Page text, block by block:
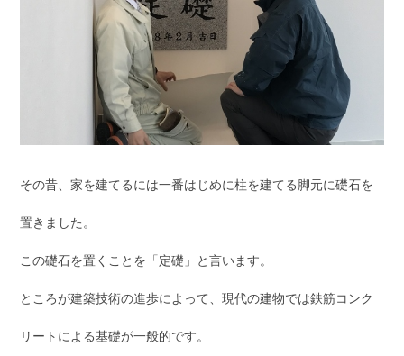
その昔、家を建てるには一番はじめに柱を建てる脚元に礎石を
置きました。
この礎石を置くことを「定礎」と言います。
ところが建築技術の進歩によって、現代の建物では鉄筋コンク
リートによる基礎が一般的です。